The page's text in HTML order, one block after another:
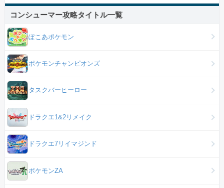
コンシューマー攻略タイトル一覧
ぽこあポケモン
ポケモンチャンピオンズ
タスクバーヒーロー
ドラクエ1&2リメイク
ドラクエ7リイマジンド
ポケモンZA